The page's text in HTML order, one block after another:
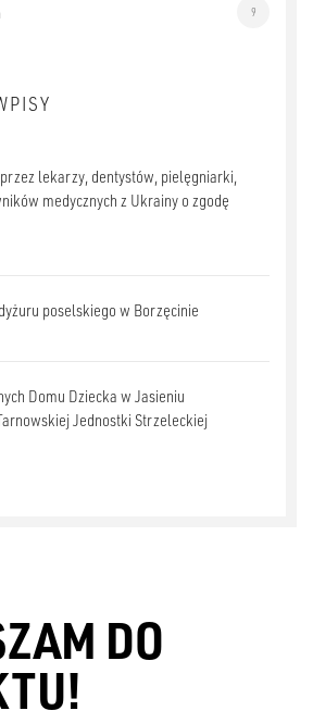
9
lekarzy, dentystów, pielęgniarki,
medycznych z Ukrainy o zgodę
poselskiego w Borzęcinie
Domu Dziecka w Jasieniu
Jednostki Strzeleckiej
DO